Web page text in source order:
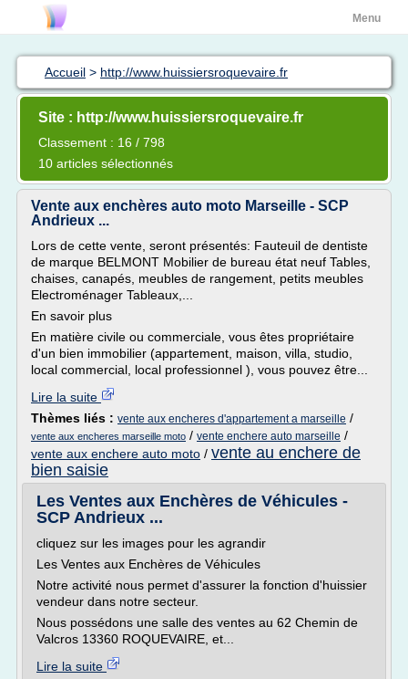
Menu
Accueil > http://www.huissiersroquevaire.fr
Site : http://www.huissiersroquevaire.fr
Classement : 16 / 798
10 articles sélectionnés
Vente aux enchères auto moto Marseille - SCP
Andrieux ...
Lors de cette vente, seront présentés: Fauteuil de dentiste
de marque BELMONT Mobilier de bureau état neuf Tables,
chaises, canapés, meubles de rangement, petits meubles
Electroménager Tableaux,...
En savoir plus
En matière civile ou commerciale, vous êtes propriétaire
d'un bien immobilier (appartement, maison, villa, studio,
local commercial, local professionnel ), vous pouvez être...
Lire la suite
Thèmes liés : vente aux encheres d'appartement a marseille /
vente aux encheres marseille moto / vente enchere auto marseille /
vente aux enchere auto moto / vente au enchere de
bien saisie
Les Ventes aux Enchères de Véhicules -
SCP Andrieux ...
cliquez sur les images pour les agrandir
Les Ventes aux Enchères de Véhicules
Notre activité nous permet d'assurer la fonction d'huissier
vendeur dans notre secteur.
Nous possédons une salle des ventes au 62 Chemin de
Valcros 13360 ROQUEVAIRE, et...
Lire la suite